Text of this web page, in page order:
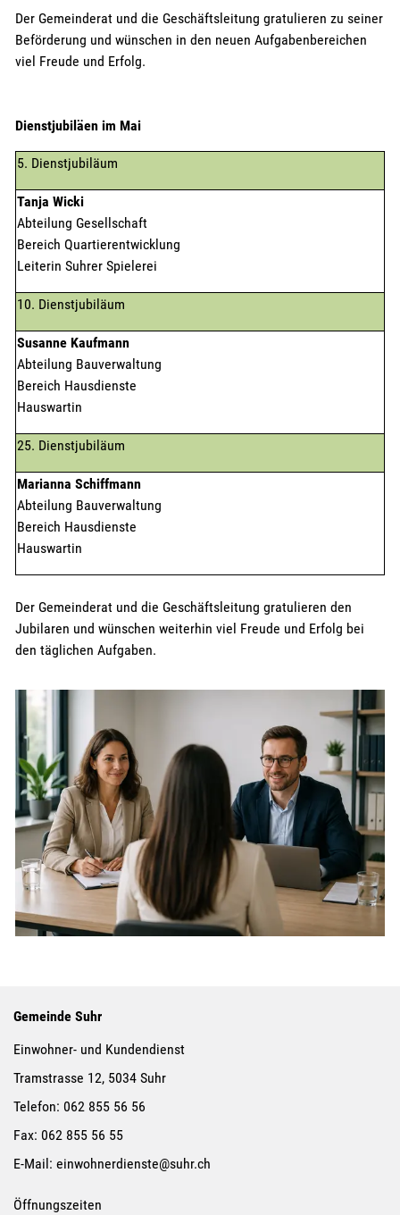
Der Gemeinderat und die Geschäftsleitung gratulieren zu seiner
Beförderung und wünschen in den neuen Aufgabenbereichen
viel Freude und Erfolg.
Dienstjubiläen im Mai
5. Dienstjubiläum
Tanja Wicki
Abteilung Gesellschaft
Bereich Quartierentwicklung
Leiterin Suhrer Spielerei
10. Dienstjubiläum
Susanne Kaufmann
Abteilung Bauverwaltung
Bereich Hausdienste
Hauswartin
25. Dienstjubiläum
Marianna Schiffmann
Abteilung Bauverwaltung
Bereich Hausdienste
Hauswartin
Der Gemeinderat und die Geschäftsleitung gratulieren den
Jubilaren und wünschen weiterhin viel Freude und Erfolg bei
den täglichen Aufgaben.
Gemeinde Suhr
Einwohner- und Kundendienst
Tramstrasse 12, 5034 Suhr
Telefon: 062 855 56 56
Fax: 062 855 56 55
E-Mail: einwohnerdienste@suhr.ch
Öffnungszeiten